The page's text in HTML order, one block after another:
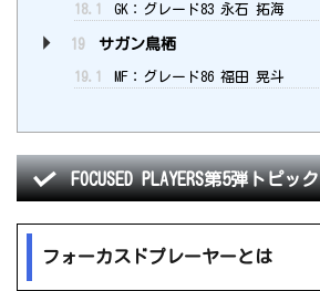
18.1 GK：グレード83 永石 拓海
19 サガン鳥栖
19.1 MF：グレード86 福田 晃斗
FOCUSED PLAYERS第5弾トピック
フォーカスドプレーヤーとは